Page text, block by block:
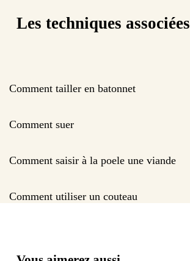
Les techniques associées
Comment tailler en batonnet
Comment suer
Comment saisir à la poele une viande
Comment utiliser un couteau